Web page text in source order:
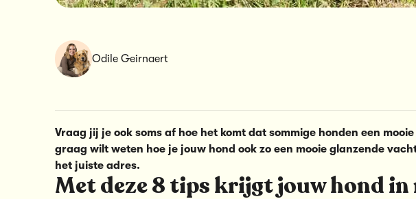
Odile Geirnaert
Vraag jij je ook soms af hoe het komt dat sommige honden een
graag wilt weten hoe je jouw hond ook zo een mooie glanzende
het juiste adres.
Met deze 8 tips krijgt jouw hond in